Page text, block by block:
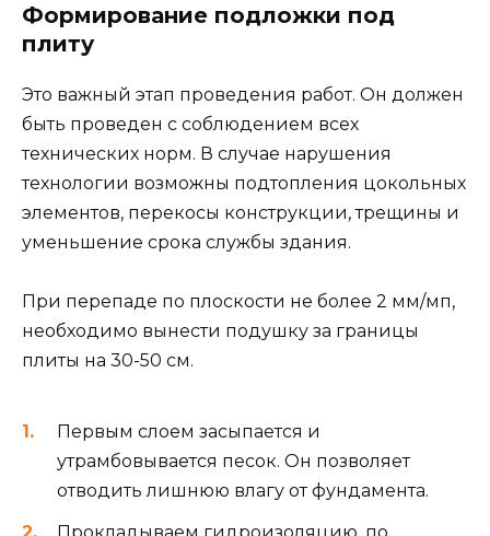
Формирование подложки под
плиту
Это важный этап проведения работ. Он должен
быть проведен с соблюдением всех
технических норм. В случае нарушения
технологии возможны подтопления цокольных
элементов, перекосы конструкции, трещины и
уменьшение срока службы здания.
При перепаде по плоскости не более 2 мм/мп,
необходимо вынести подушку за границы
плиты на 30-50 см.
Первым слоем засыпается и
утрамбовывается песок. Он позволяет
отводить лишнюю влагу от фундамента.